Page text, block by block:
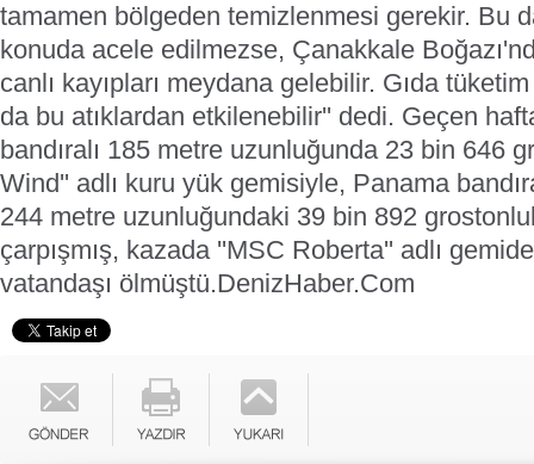
tamamen bölgeden temizlenmesi gerekir. Bu
konuda acele edilmezse, Çanakkale
canlı kayıpları meydana gelebilir. Gıda
da bu atıklardan etkilenebilir'' dedi. Geçen
bandıralı 185 metre uzunluğunda 23 bin 646
Wind'' adlı kuru yük gemisiyle, Panama
244 metre uzunluğundaki 39 bin 892
çarpışmış, kazada ''MSC Roberta'' adlı
vatandaşı ölmüştü.DenizHaber.Com